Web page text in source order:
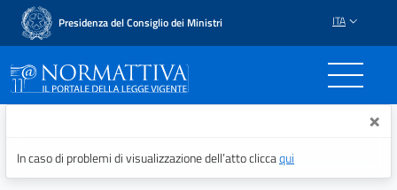
Presidenza del Consiglio dei Ministri ITA
Normattiva - Il portale ×
In caso di problemi di visualizzazione dell’atto cliccaqui